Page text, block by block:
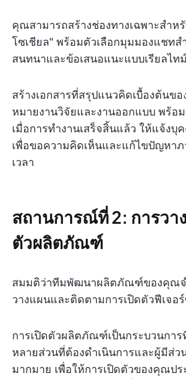
คุณสามารถสร้างช่องทางเฉพาะสำห
โซเชียล" พร้อมตัวเลือกมุมมองแชทส
สนทนาและข้อเสนอแนะแบบเรียลไทม์
สร้างเอกสารที่สรุปแนวคิดเบื้องต้นข
หมายงานวิจัยและงานออกแบบ พร้อ
เมื่อการทำงานเสร็จสิ้นแล้ว ให้แจ้งบุ
เพื่อขอความคิดเห็นและแก้ไขปัญหา
เวลา
สถานการณ์ที่ 2: การวา
ตัวผลิตภัณฑ์
สมมติว่าทีมพัฒนาผลิตภัณฑ์ของคุณจ
วางแผนและติดตามการเปิดตัวฟีเจอ
การเปิดตัวผลิตภัณฑ์เป็นกระบวนกา
หลายส่วนที่ต้องดำเนินการและผู้มีส่ว
มากมาย เพื่อให้การเปิดตัวของคุณปร